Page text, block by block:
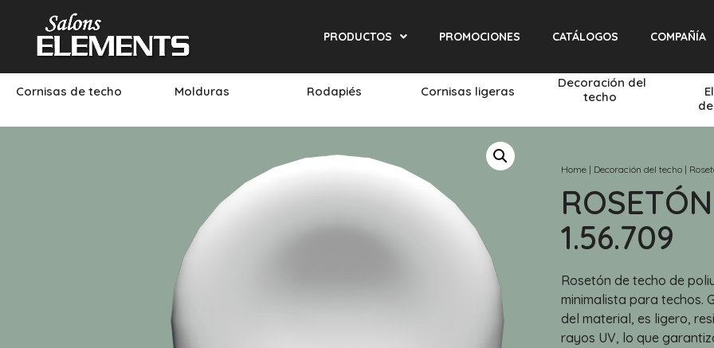
PRODUCTOS PROMOCIONES CATÁLOGOS COMPAÑÍA
Cornisas de techo Molduras Rodapiés Cornisas ligeras
Decoración del
techo
Home | Decoración del techo |
1.56.709
Rosetón de techo de
minimalista para techos.
del material, es ligero,
rayos UV, lo que